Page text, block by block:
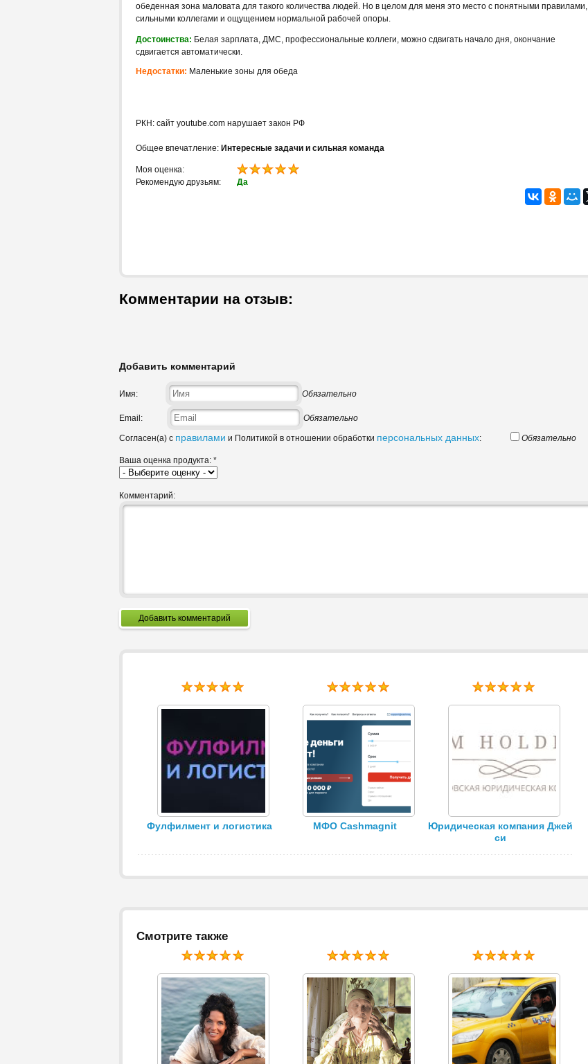
обеденная зона маловата для такого количества людей. Но в целом для меня это место с понятными правилами,
сильными коллегами и ощущением нормальной рабочей опоры.
Достоинства: Белая зарплата, ДМС, профессиональные коллеги, можно сдвигать начало дня, окончание
сдвигается автоматически.
Недостатки: Маленькие зоны для обеда
РКН: сайт youtube.com нарушает закон РФ
Общее впечатление: Интересные задачи и сильная команда
Моя оценка:
Рекомендую друзьям:
Да
Комментарии на отзыв:
Добавить комментарий
Имя: Обязательно
Email: Обязательно
Согласен(а) с правилами и Политикой в отношении обработки персональных данных: Обязательно
Ваша оценка продукта: *
Комментарий:
Добавить комментарий
Фулфилмент и логистика МФО Cashmagnit
Юридическая компания Джей
си
Смотрите также